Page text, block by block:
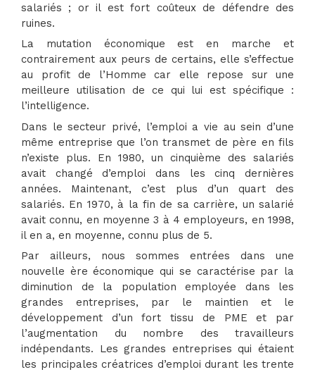
salariés ; or il est fort coûteux de défendre des
ruines.
La mutation économique est en marche et
contrairement aux peurs de certains, elle s’effectue
au profit de l’Homme car elle repose sur une
meilleure utilisation de ce qui lui est spécifique :
l’intelligence.
Dans le secteur privé, l’emploi a vie au sein d’une
même entreprise que l’on transmet de père en fils
n’existe plus. En 1980, un cinquième des salariés
avait changé d’emploi dans les cinq dernières
années. Maintenant, c’est plus d’un quart des
salariés. En 1970, à la fin de sa carrière, un salarié
avait connu, en moyenne 3 à 4 employeurs, en 1998,
il en a, en moyenne, connu plus de 5.
Par ailleurs, nous sommes entrées dans une
nouvelle ère économique qui se caractérise par la
diminution de la population employée dans les
grandes entreprises, par le maintien et le
développement d’un fort tissu de PME et par
l’augmentation du nombre des travailleurs
indépendants. Les grandes entreprises qui étaient
les principales créatrices d’emploi durant les trente